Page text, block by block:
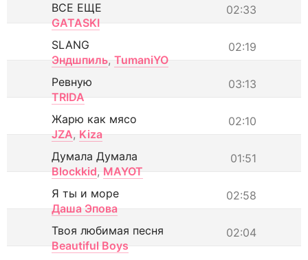
02:33
ВСЕ ЕЩЕ
GATASKI
02:19
SLANG
Эндшпиль, TumaniYO
03:13
Ревную
TRIDA
02:10
Жарю как мясо
JZA, Kiza
01:51
Думала Думала
Blockkid, MAYOT
02:58
Я ты и море
Даша Эпова
02:04
Твоя любимая песня
Beautiful Boys